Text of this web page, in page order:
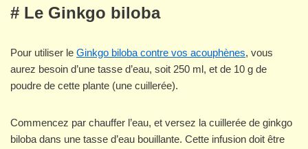
# Le Ginkgo biloba
Pour utiliser le Ginkgo biloba contre vos acouphènes, vous
aurez besoin d’une tasse d’eau, soit 250 ml, et de 10 g de
poudre de cette plante (une cuillerée).
Commencez par chauffer l’eau, et versez la cuillerée de ginkgo
biloba dans une tasse d’eau bouillante. Cette infusion doit être